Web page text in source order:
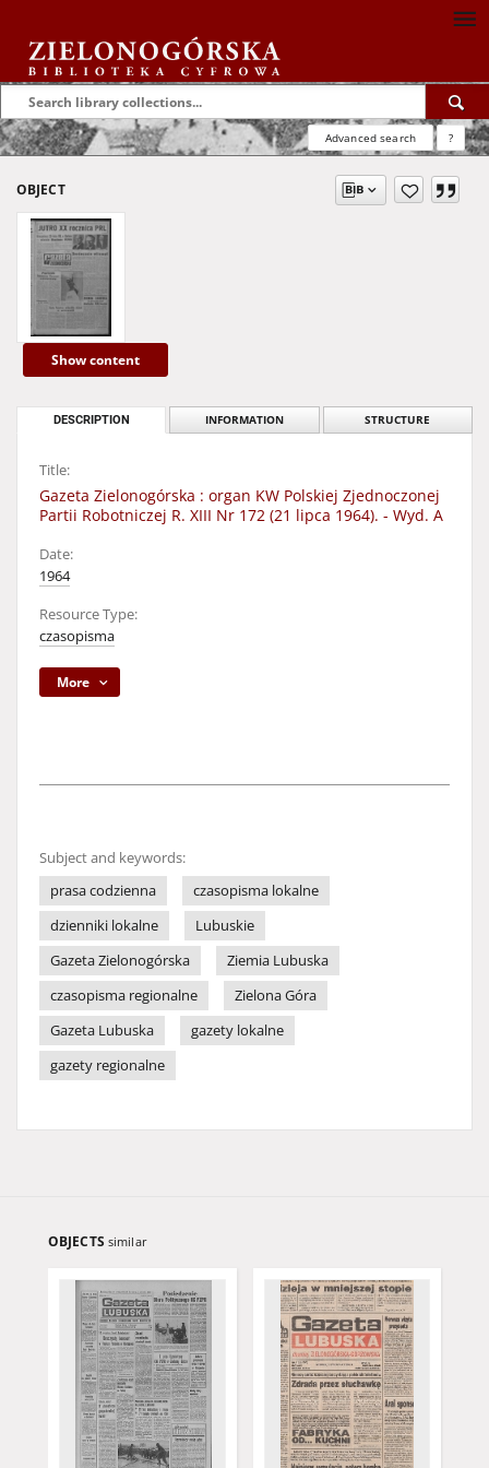
Advanced search ?
OBJECT
Show content
DESCRIPTION INFORMATION STRUCTURE
Title:
Gazeta Zielonogórska : organ KW Polskiej Zjednoczonej
Partii Robotniczej R. XIII Nr 172 (21 lipca 1964). - Wyd. A
Date:
1964
Resource Type:
czasopisma
More
Subject and keywords:
prasa codzienna
czasopisma lokalne
dzienniki lokalne
Lubuskie
Gazeta Zielonogórska
Ziemia Lubuska
czasopisma regionalne
Zielona Góra
Gazeta Lubuska
gazety lokalne
gazety regionalne
OBJECTS similar